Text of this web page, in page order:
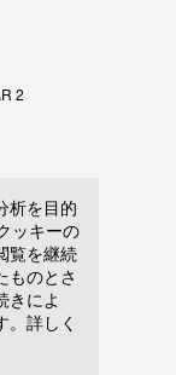
析を目的
ッキーの
覧を継続
ものとさ
きによ
。詳しく
2